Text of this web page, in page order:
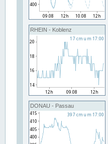
RHEIN - Koblenz
DONAU - Passau